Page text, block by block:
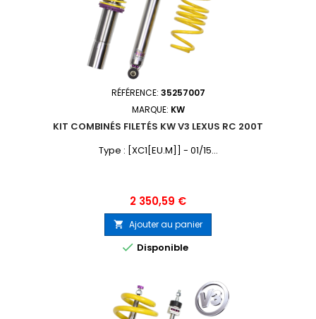
RÉFÉRENCE: 35257007
MARQUE: KW
KIT COMBINÉS FILETÉS KW V3 LEXUS RC 200T
Type : [XC1[EU.M]] - 01/15...
Prix
2 350,59 €
 Ajouter au panier
 Disponible